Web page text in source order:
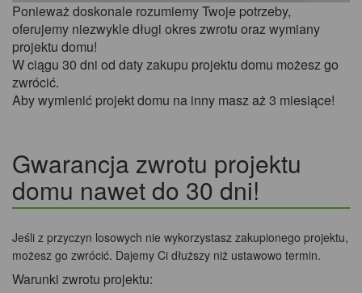
Ponieważ doskonale rozumiemy Twoje potrzeby,
oferujemy niezwykle długi okres zwrotu oraz wymiany
projektu domu!
W ciągu 30 dni od daty zakupu projektu domu możesz go
zwrócić.
Aby wymienić projekt domu na inny masz aż 3 miesiące!
Gwarancja zwrotu projektu
domu nawet do 30 dni!
Jeśli z przyczyn losowych nie wykorzystasz zakupionego projektu,
możesz go zwrócić. Dajemy Ci dłuższy niż ustawowo termin.
Warunki zwrotu projektu: